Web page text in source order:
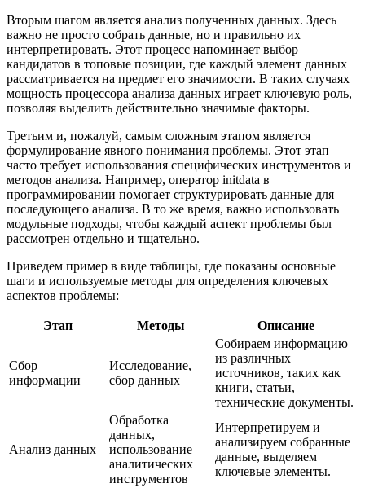
Вторым шагом является анализ полученных данных. Здесь
важно не просто собрать данные, но и правильно их
интерпретировать. Этот процесс напоминает выбор
кандидатов в топовые позиции, где каждый элемент данных
рассматривается на предмет его значимости. В таких случаях
мощность процессора анализа данных играет ключевую роль,
позволяя выделить действительно значимые факторы.
Третьим и, пожалуй, самым сложным этапом является
формулирование явного понимания проблемы. Этот этап
часто требует использования специфических инструментов и
методов анализа. Например, оператор initdata в
программировании помогает структурировать данные для
последующего анализа. В то же время, важно использовать
модульные подходы, чтобы каждый аспект проблемы был
рассмотрен отдельно и тщательно.
Приведем пример в виде таблицы, где показаны основные
шаги и используемые методы для определения ключевых
аспектов проблемы:
Этап Методы Описание
Сбор
информации
Исследование,
сбор данных
Собираем информацию
из различных
источников, таких как
книги, статьи,
технические документы.
Анализ данных
Обработка
данных,
использование
аналитических
инструментов
Интерпретируем и
анализируем собранные
данные, выделяем
ключевые элементы.